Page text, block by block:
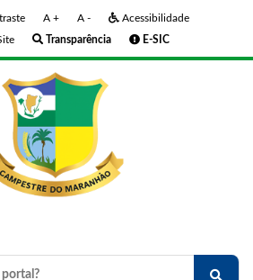
A + A -
Acessibilidade
Transparência E-SIC